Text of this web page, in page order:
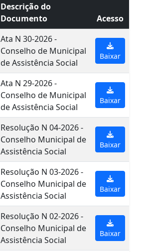
Descrição do
Documento
Acesso
Ata N 30-2026 -
Conselho de Municipal
de Assistência Social
Baixar
Ata N 29-2026 -
Conselho de Municipal
de Assistência Social
Baixar
Resolução N 04-2026 -
Conselho Municipal de
Assistência Social
Baixar
Resolução N 03-2026 -
Conselho Municipal de
Assistência Social
Baixar
Resolução N 02-2026 -
Conselho Municipal de
Assistência Social
Baixar